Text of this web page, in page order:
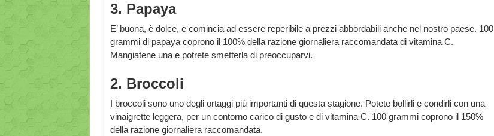
3. Papaya
E’ buona, è dolce, e comincia ad essere reperibile a prezzi abbordabili anche nel nostro paese. 100
grammi di papaya coprono il 100% della razione giornaliera raccomandata di vitamina C.
Mangiatene una e potrete smetterla di preoccuparvi.
2. Broccoli
I broccoli sono uno degli ortaggi più importanti di questa stagione. Potete bollirli e condirli con una
vinaigrette leggera, per un contorno carico di gusto e di vitamina C. 100 grammi coprono il 150%
della razione giornaliera raccomandata.